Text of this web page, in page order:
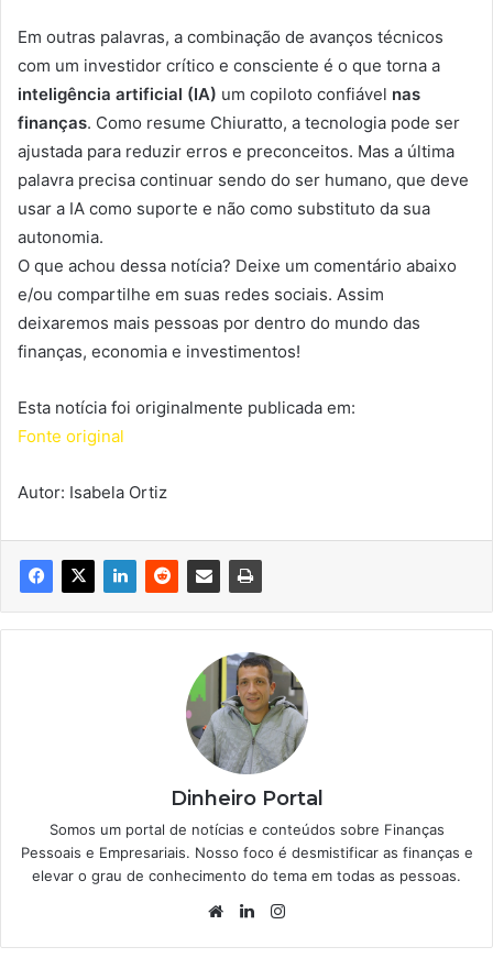
Em outras palavras, a combinação de avanços técnicos
com um investidor crítico e consciente é o que torna a
inteligência artificial (IA) um copiloto confiável nas
finanças. Como resume Chiuratto, a tecnologia pode ser
ajustada para reduzir erros e preconceitos. Mas a última
palavra precisa continuar sendo do ser humano, que deve
usar a IA como suporte e não como substituto da sua
autonomia.
O que achou dessa notícia? Deixe um comentário abaixo
e/ou compartilhe em suas redes sociais. Assim
deixaremos mais pessoas por dentro do mundo das
finanças, economia e investimentos!
Esta notícia foi originalmente publicada em:
Fonte original
Autor: Isabela Ortiz
Dinheiro Portal
Somos um portal de notícias e conteúdos sobre Finanças
Pessoais e Empresariais. Nosso foco é desmistificar as finanças e
elevar o grau de conhecimento do tema em todas as pessoas.
WebsiteLinkedin